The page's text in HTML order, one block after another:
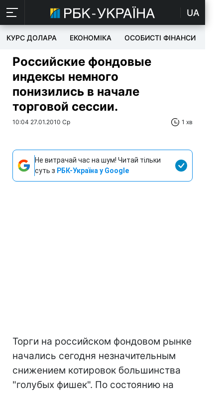
UA
КУРС ДОЛАРА ЕКОНОМІКА ОСОБИСТІ ФІНАНСИ
Российские фондовые
индексы немного
понизились в начале
торговой сессии.
10:04 27.01.2010 Ср 1 хв
Не витрачай час на шум! Читай тільки
суть з РБК-Україна у Google
Торги на российском фондовом рынке
начались сегодня незначительным
снижением котировок большинства
"голубых фишек". По состоянию на